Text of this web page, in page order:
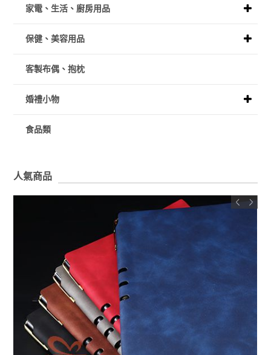
家電、生活、廚房用品
保健、美容用品
客製布偶、抱枕
婚禮小物
食品類
人氣商品